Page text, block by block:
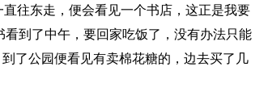
往东走，便会看见一个书店，这正是我要
到了中午，要回家吃饭了，没有办法只能
了公园便看见有卖棉花糖的，边去买了几